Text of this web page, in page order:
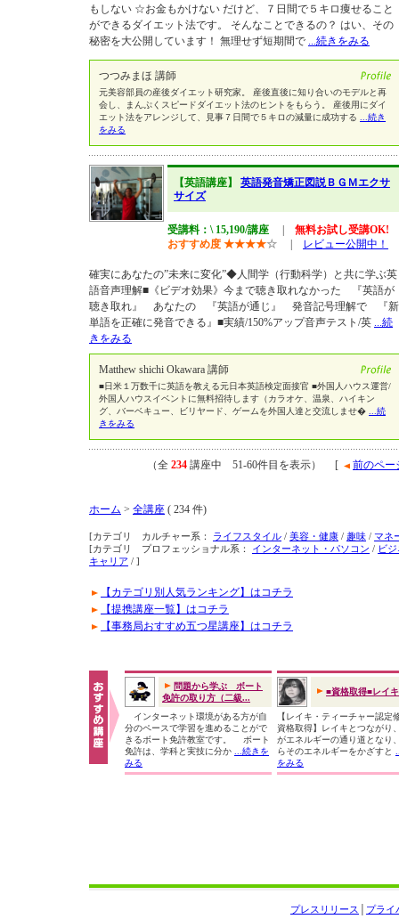
もしない ☆お金もかけない だけど、７日間で５キロ痩せること
ができるダイエット法です。 そんなことできるの？ はい、その
秘密を大公開しています！ 無理せず短期間で ...続きをみる
つつみまほ 講師
元美容部員の産後ダイエット研究家。 産後直後に知り合いのモデルと再
会し、まんぷくスピードダイエット法のヒントをもらう。 産後用にダイ
エット法をアレンジして、見事７日間で５キロの減量に成功する
...続き
をみる
【英語講座】 英語発音矯正図説ＢＧＭエクサ
サイズ
受講料：\ 15,190/講座
無料お試し受講OK!
おすすめ度 ★★★★☆ レビュー公開中！
確実にあなたの”未来に変化”◆人間学（行動科学）と共に学ぶ英
語音声理解■《ビデオ効果》今まで聴き取れなかった 『英語が
聴き取れ』 あなたの 『英語が通じ』 発音記号理解で 『新
単語を正確に発音できる』■実績/150%アップ音声テスト/英 ...続
きをみる
Matthew shichi Okawara 講師
■日米１万数千に英語を教える元日本英語検定面接官 ■外国人ハウス運営/
外国人ハウスイベントに無料招待します（カラオケ、温泉、ハイキン
グ、バーベキュー、ビリヤード、ゲームを外国人達と交流しませ�
...続
きをみる
（全 234 講座中 51-60件目を表示） [ 前のペー
ホーム > 全講座 ( 234 件)
[カテゴリ カルチャー系： ライフスタイル / 美容・健康 / 趣味 / マネ
[カテゴリ プロフェッショナル系： インターネット・パソコン / ビ
キャリア / ]
【カテゴリ別人気ランキング】はコチラ
【提携講座一覧】はコチラ
【事務局おすすめ五つ星講座】はコチラ
問題から学ぶ ボート
免許の取り方（二級...
インターネット環境がある方が自
分のペースで学習を進めることがで
きるボート免許教室です。 ボート
免許は、学科と実技に分か
...続きを
みる
■資格取得■レイ
【レイキ・ティーチャー認定
資格取得】レイキとつながり
がエネルギーの通り道となり
らそのエネルギーをかざすと
をみる
プライ
プレスリリース